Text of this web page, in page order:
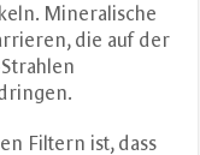
Mineralische
die auf der
Filtern ist, dass